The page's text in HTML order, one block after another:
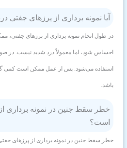
آیا نمونه برداری از پرزهای جفتی
در طول انجام نمونه برداری از پرزهای
احساس شود، اما معمولاً درد شدید نیست. در
استفاده می‌شود. پس از عمل ممکن است کمی
باشد.
خطر سقط جنین در نمونه برداری
است؟